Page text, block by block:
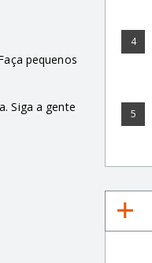
pequenos
Siga a gente
4
5